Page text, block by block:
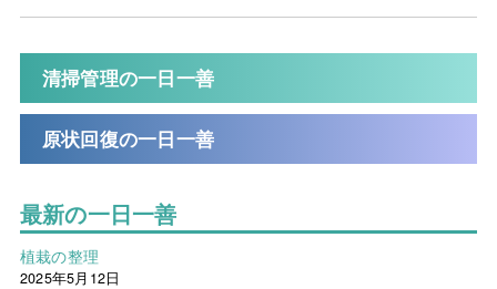
清掃管理の一日一善
原状回復の一日一善
最新の一日一善
植栽の整理
2025年5月12日